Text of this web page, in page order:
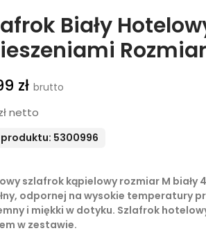
Biały
zł
netto
5300996
szlafrok kąpielowy rozmiar M biały
odpornej na wysokie temperatury
i miękki w dotyku. Szlafrok
w zestawie.